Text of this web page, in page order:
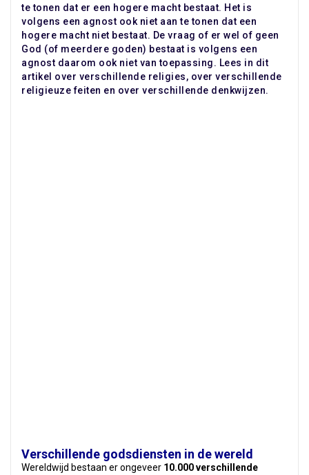
te tonen dat er een hogere macht bestaat. Het is
volgens een agnost ook niet aan te tonen dat een
hogere macht niet bestaat. De vraag of er wel of geen
God (of meerdere goden) bestaat is volgens een
agnost daarom ook niet van toepassing. Lees in dit
artikel over verschillende religies, over verschillende
religieuze feiten en over verschillende denkwijzen.
Verschillende godsdiensten in de wereld
Wereldwijd bestaan er ongeveer 10.000 verschillende